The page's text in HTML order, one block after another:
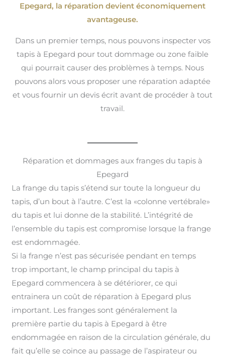
Epegard, la réparation devient économiquement
avantageuse.
Dans un premier temps, nous pouvons inspecter vos
tapis à Epegard pour tout dommage ou zone faible
qui pourrait causer des problèmes à temps. Nous
pouvons alors vous proposer une réparation adaptée
et vous fournir un devis écrit avant de procéder à tout
travail.
Réparation et dommages aux franges du tapis à
Epegard
La frange du tapis s’étend sur toute la longueur du
tapis, d’un bout à l’autre. C’est la «colonne vertébrale»
du tapis et lui donne de la stabilité. L’intégrité de
l’ensemble du tapis est compromise lorsque la frange
est endommagée.
Si la frange n’est pas sécurisée pendant en temps
trop important, le champ principal du tapis à
Epegard commencera à se détériorer, ce qui
entrainera un coût de réparation à Epegard plus
important. Les franges sont généralement la
première partie du tapis à Epegard à être
endommagée en raison de la circulation générale, du
fait qu’elle se coince au passage de l’aspirateur ou